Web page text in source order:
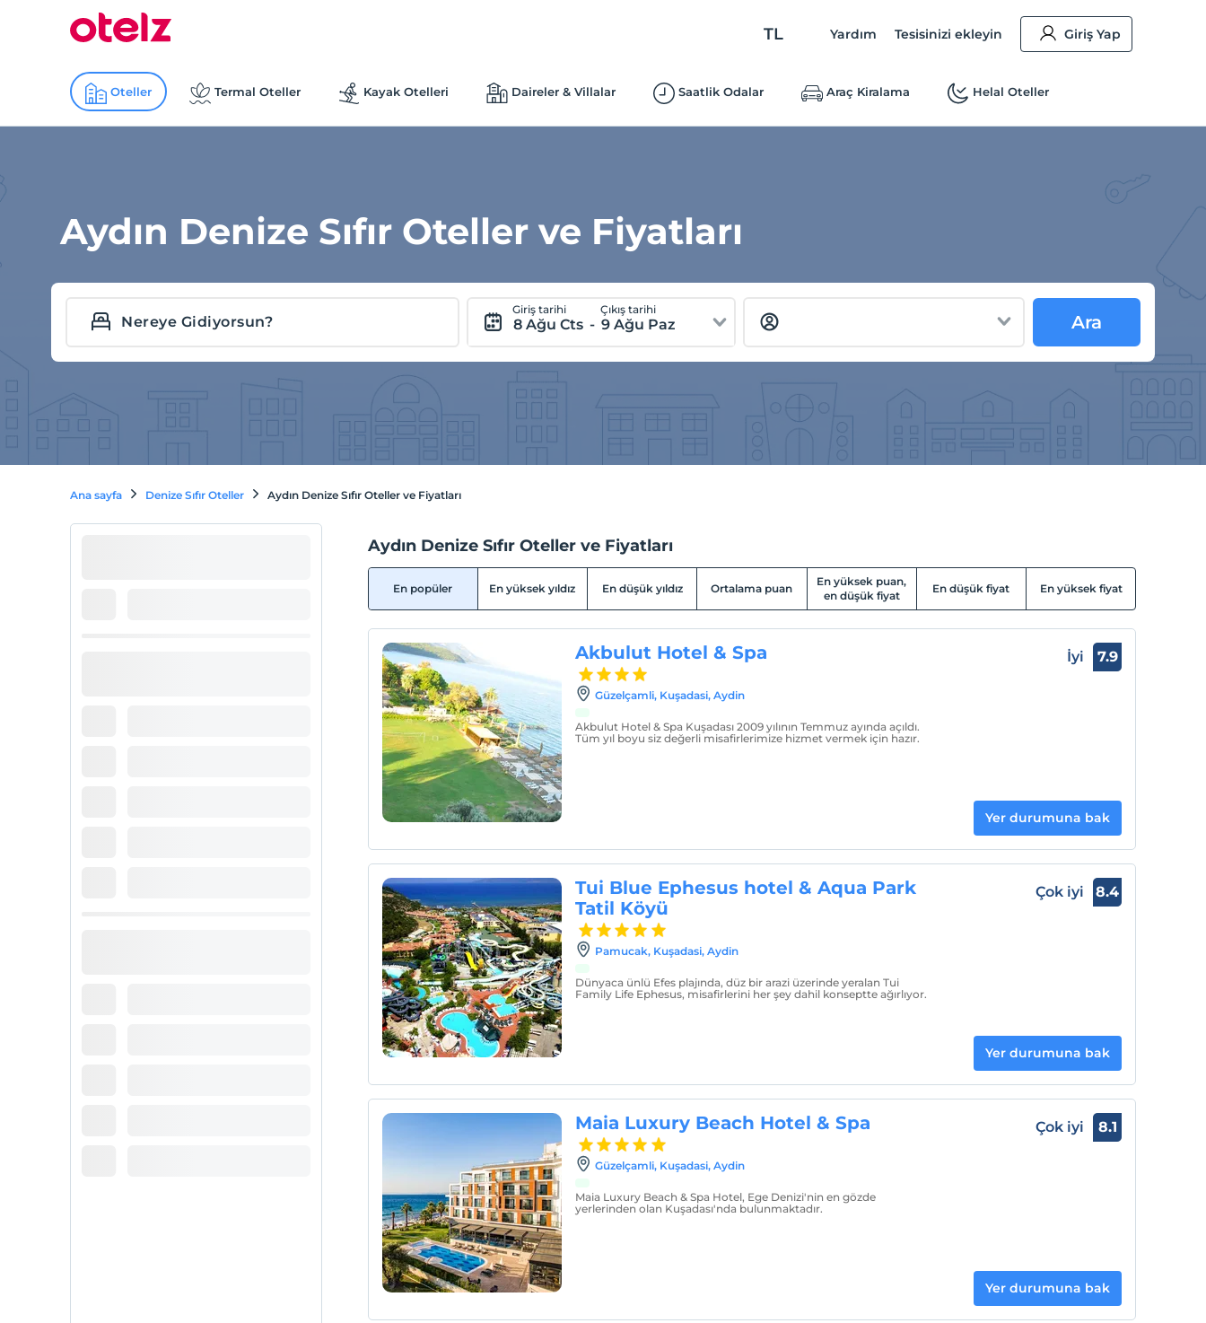
TL Yardım Tesisinizi ekleyin Giriş Yap
Oteller Termal Oteller Kayak Otelleri Daireler & Villalar Saatlik Odalar Araç Kiralama Helal Oteller
Aydın Denize Sıfır Oteller ve Fiyatları
Giriş tarihi
8 Ağu Cts -
Çıkış tarihi
9 Ağu Paz Ara
Ana sayfa Denize Sıfır Oteller Aydın Denize Sıfır Oteller ve Fiyatları
Aydın Denize Sıfır Oteller ve Fiyatları
En popüler En yüksek yıldız En düşük yıldız Ortalama puan
En yüksek puan,
en düşük fiyat
En düşük fiyat En yüksek fiyat
Akbulut Hotel & Spa
Güzelçamli, Kuşadasi, Aydin
Akbulut Hotel & Spa Kuşadası 2009 yılının Temmuz ayında açıldı.
Tüm yıl boyu siz değerli misafirlerimize hizmet vermek için hazır.
İyi 7.9
Yer durumuna bak
Tui Blue Ephesus hotel & Aqua Park
Tatil Köyü
Pamucak, Kuşadasi, Aydin
Dünyaca ünlü Efes plajında, düz bir arazi üzerinde yeralan Tui
Family Life Ephesus, misafirlerini her şey dahil konseptte ağırlıyor.
Çok iyi 8.4
Yer durumuna bak
Maia Luxury Beach Hotel & Spa
Güzelçamli, Kuşadasi, Aydin
Maia Luxury Beach & Spa Hotel, Ege Denizi'nin en gözde
yerlerinden olan Kuşadası'nda bulunmaktadır.
Çok iyi 8.1
Yer durumuna bak